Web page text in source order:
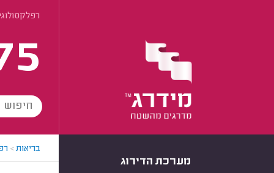
מערכת הדירוג
בריאות>